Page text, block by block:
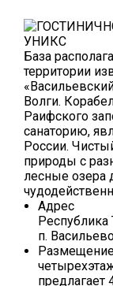
База
территории
Волги.
Раифского
санаторию,
России.
природы с
лесные озера
Адрес
Республика
п.
предлагает